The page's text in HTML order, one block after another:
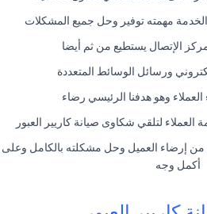
الخدمة مهمته توفير وحل جميع المشكلات
الإتصال يستطيع من ثم أيضا
ورسائل الوسائط المتعددة
وهو هدفنا الرئيسي رضاء
العملاء لتلقي شكاوى صيانة كاريير العبور
من إرضاء العميل وحل مشكلته بالكامل وعلى
أكمل وجه